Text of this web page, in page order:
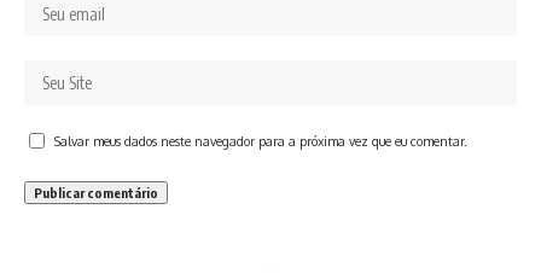
Salvar meus dados neste navegador para a próxima vez que eu comentar.